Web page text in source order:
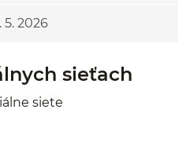
5. 2026
sieťach
siete